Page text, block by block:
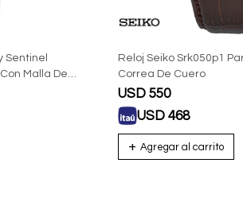
Sentinel
Malla De
Reloj Seiko Srk050p1
Correa De Cuero
USD 550
USD 468